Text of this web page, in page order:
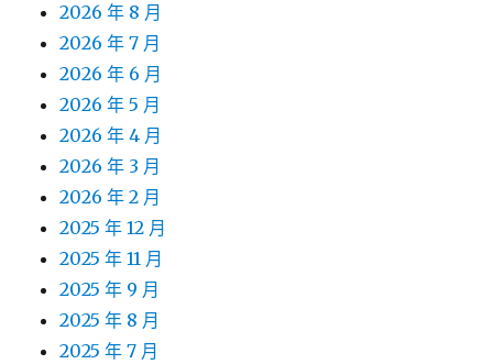
2026 年 8 月
2026 年 7 月
2026 年 6 月
2026 年 5 月
2026 年 4 月
2026 年 3 月
2026 年 2 月
2025 年 12 月
2025 年 11 月
2025 年 9 月
2025 年 8 月
2025 年 7 月